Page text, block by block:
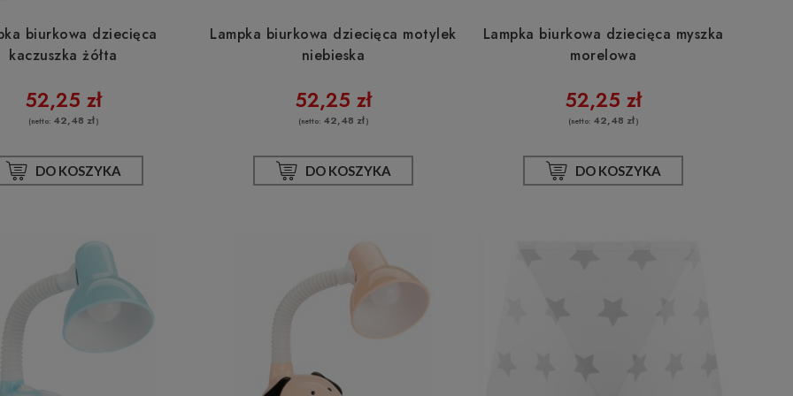
biurkowa dziecięca
kaczuszka żółta
52,25 zł
(netto: 42,48 zł)
DO KOSZYKA
Lampka biurkowa dziecięca motylek
niebieska
52,25 zł
(netto: 42,48 zł)
DO KOSZYKA
Lampka biurkowa dziecięca myszka
morelowa
52,25 zł
(netto: 42,48 zł)
DO KOSZYKA